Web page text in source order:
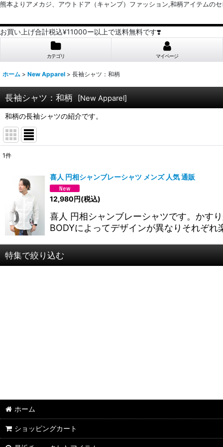
熊本よりアメカジ、アウトドア（キャンプ）ファッション,和柄アイテムの
お買い上げ合計税込¥11000ー以上で送料無料です❣️
カテゴリ マイページ
ホーム > New Apparel > 長袖シャツ：和柄
長袖シャツ：和柄 [New Apparel]
和柄の長袖シャツの紹介です。
並び順
1件
喜人 円相シャンブレーシャツ メンズ 人気 通販
12,980円(税込)
喜人 円相シャンブレーシャツです。かす
BODYによってデザインが異なりそれぞ
特集で絞り込む
長袖シャツ：和柄
長袖シャツ：アメカジ・他
ホーム
ショッピングカート